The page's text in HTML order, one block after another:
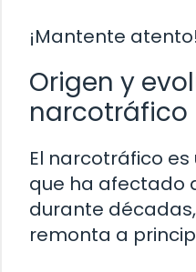
¡Mantente atento!
Origen y
narcotráfico
El narcotráfico
que ha afectado
durante
remonta a